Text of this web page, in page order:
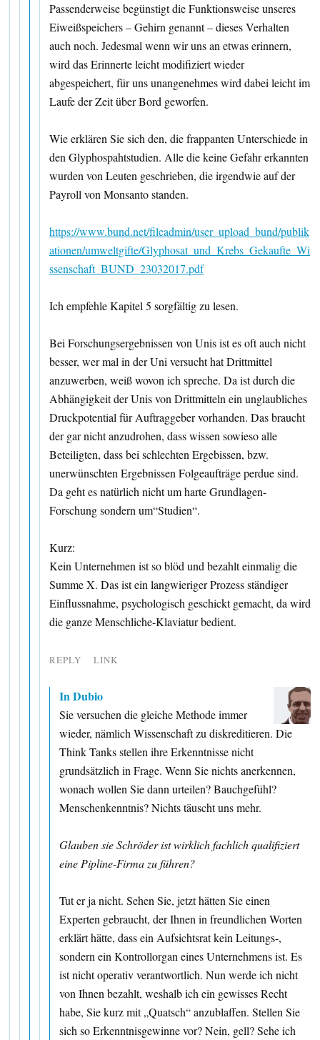
Passenderweise begünstigt die Funktionsweise unseres
Eiweißspeichers – Gehirn genannt – dieses Verhalten
auch noch. Jedesmal wenn wir uns an etwas erinnern,
wird das Erinnerte leicht modifiziert wieder
abgespeichert, für uns unangenehmes wird dabei leicht im
Laufe der Zeit über Bord geworfen.
Wie erklären Sie sich den, die frappanten Unterschiede in
den Glyphospahtstudien. Alle die keine Gefahr erkannten
wurden von Leuten geschrieben, die irgendwie auf der
Payroll von Monsanto standen.
https://www.bund.net/fileadmin/user_upload_bund/publik
ationen/umweltgifte/Glyphosat_und_Krebs_Gekaufte_Wi
ssenschaft_BUND_23032017.pdf
Ich empfehle Kapitel 5 sorgfältig zu lesen.
Bei Forschungsergebnissen von Unis ist es oft auch nicht
besser, wer mal in der Uni versucht hat Drittmittel
anzuwerben, weiß wovon ich spreche. Da ist durch die
Abhängigkeit der Unis von Drittmitteln ein unglaubliches
Druckpotential für Auftraggeber vorhanden. Das braucht
der gar nicht anzudrohen, dass wissen sowieso alle
Beteiligten, dass bei schlechten Ergebissen, bzw.
unerwünschten Ergebnissen Folgeaufträge perdue sind.
Da geht es natürlich nicht um harte Grundlagen-
Forschung sondern um“Studien“.
Kurz:
Kein Unternehmen ist so blöd und bezahlt einmalig die
Summe X. Das ist ein langwieriger Prozess ständiger
Einflussnahme, psychologisch geschickt gemacht, da wird
die ganze Menschliche-Klaviatur bedient.
REPLY LINK
In Dubio
Sie versuchen die gleiche Methode immer
wieder, nämlich Wissenschaft zu diskreditieren. Die
Think Tanks stellen ihre Erkenntnisse nicht
grundsätzlich in Frage. Wenn Sie nichts anerkennen,
wonach wollen Sie dann urteilen? Bauchgefühl?
Menschenkenntnis? Nichts täuscht uns mehr.
Glauben sie Schröder ist wirklich fachlich qualifiziert
eine Pipline-Firma zu führen?
Tut er ja nicht. Sehen Sie, jetzt hätten Sie einen
Experten gebraucht, der Ihnen in freundlichen Worten
erklärt hätte, dass ein Aufsichtsrat kein Leitungs-,
sondern ein Kontrollorgan eines Unternehmens ist. Es
ist nicht operativ verantwortlich. Nun werde ich nicht
von Ihnen bezahlt, weshalb ich ein gewisses Recht
habe, Sie kurz mit „Quatsch“ anzublaffen. Stellen Sie
sich so Erkenntnisgewinne vor? Nein, gell? Sehe ich